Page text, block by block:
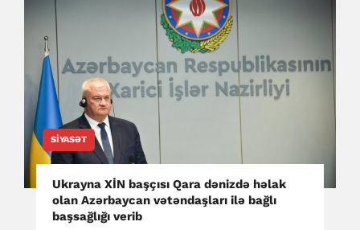
SIYASƏT
Ukrayna XİN başçısı Qara dənizdə həlak
olan Azərbaycan vətəndaşları ilə bağlı
başsağlığı verib